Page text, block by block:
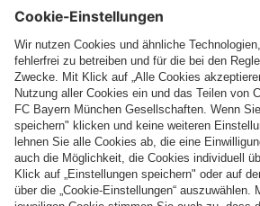
und FinalFour der Verbandsligen